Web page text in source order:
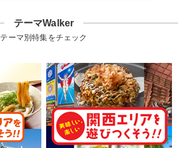
テーマWalker
テーマ別特集をチェック